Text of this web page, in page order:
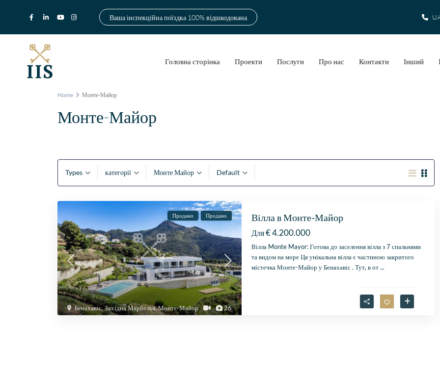
Ваша інспекційна поїздка 100% відшкодована
Головна сторінка Проекти Послуги Про нас Контакти Інший
Home Монте-Майор
Монте-Майор
Types категорії Монте Майор Default
26
Бенахавіс,Західна Марбелья,Монте-Майор
Продано Продано Вілла в Монте-Майор
Для€ 4.200.000
Вілла Monte Mayor: Готова до заселення вілла з 7 спальнями
та видом на море Ця унікальна вілла є частиною закритого
містечка Монте-Майор у Бенахавіс . Тут, в от...